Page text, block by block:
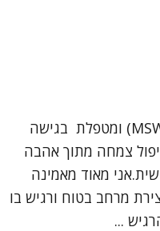
שמי דנה כהן, עובדת סוציאלית (MSW) ומטפלת בגישה
צמחה מתוך אהבה
מאוד מאמינה
מרחב בטוח ורגיש בו
...